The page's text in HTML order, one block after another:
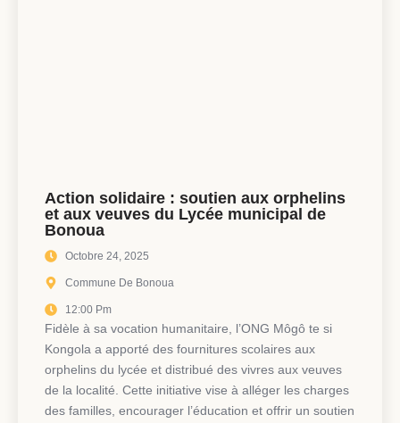
Action solidaire : soutien aux orphelins
et aux veuves du Lycée municipal de
Bonoua
Octobre 24, 2025
Commune De Bonoua
12:00 Pm
Fidèle à sa vocation humanitaire, l’ONG Môgô te si
Kongola a apporté des fournitures scolaires aux
orphelins du lycée et distribué des vivres aux veuves
de la localité. Cette initiative vise à alléger les charges
des familles, encourager l’éducation et offrir un soutien